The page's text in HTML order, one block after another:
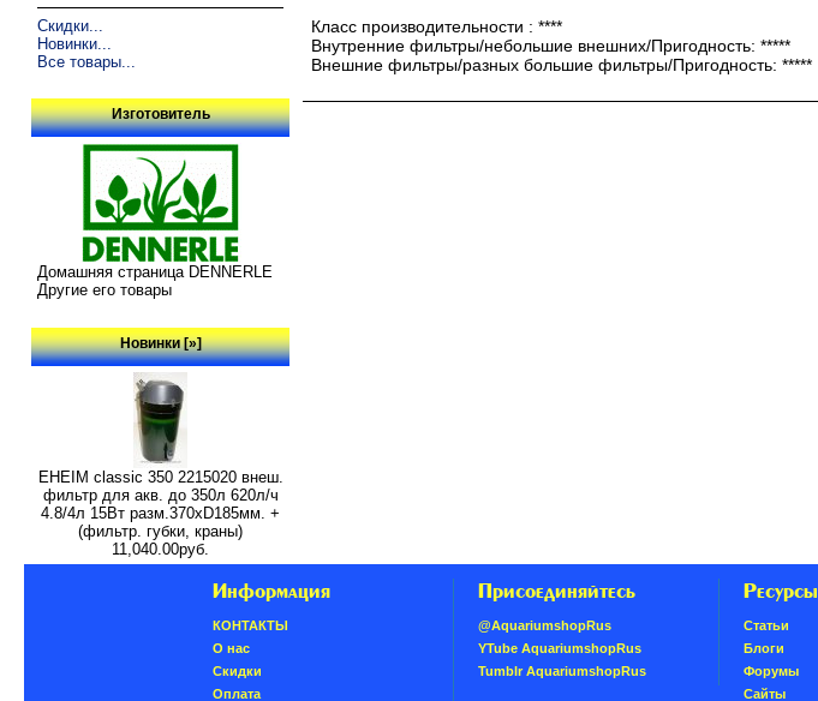
Скидки...
Новинки...
Все товары...
Изготовитель
Домашняя страница DENNERLE
Другие его товары
Новинки [»]
EHEIM classic 350 2215020 внеш.
фильтр для акв. до 350л 620л/ч
4.8/4л 15Вт разм.370хD185мм. +
(фильтр. губки, краны)
11,040.00руб.
Класс производительности : ****
Внутренние фильтры/небольшие внешних/Пригодность: *****
Внешние фильтры/разных большие фильтры/Пригодность: *****
Информация
КОНТАКТЫ
О нас
Скидки
Oплатa
Присоединяйтесь
@AquariumshopRus
YTube AquariumshopRus
Tumblr AquariumshopRus
Ресурсы
Статьи
Блоги
Форумы
Сайты